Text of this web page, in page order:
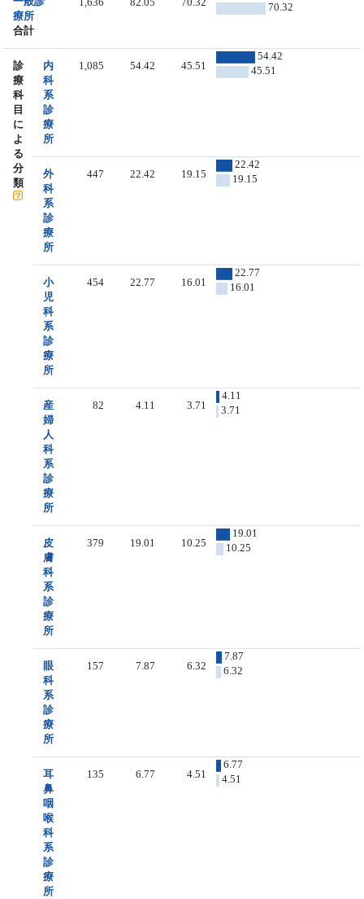
療所
合計
70.32
診
療
科
目
に
よ
る
分
類
内
科
系
診
療
所
1,085 54.42 45.51
54.42
45.51
外
科
系
診
療
所
447 22.42 19.15
22.42
19.15
小
児
科
系
診
療
所
454 22.77 16.01
22.77
16.01
産
婦
人
科
系
診
療
所
82 4.11 3.71
4.11
3.71
皮
膚
科
系
診
療
所
379 19.01 10.25
19.01
10.25
眼
科
系
診
療
所
157 7.87 6.32
7.87
6.32
耳
鼻
咽
喉
科
系
診
療
所
135 6.77 4.51
6.77
4.51